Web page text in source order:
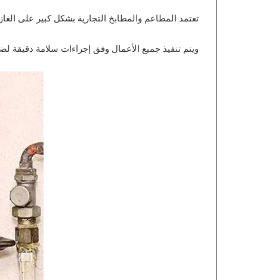
تعتمد المطاعم والمطابخ التجارية بشكل كبير على
ويتم تنفيذ جميع الأعمال وفق إجراءات سلامة